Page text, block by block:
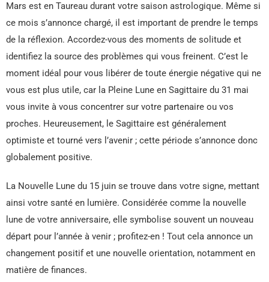
Mars est en Taureau durant votre saison astrologique. Même si
ce mois s’annonce chargé, il est important de prendre le temps
de la réflexion. Accordez-vous des moments de solitude et
identifiez la source des problèmes qui vous freinent. C’est le
moment idéal pour vous libérer de toute énergie négative qui ne
vous est plus utile, car la Pleine Lune en Sagittaire du 31 mai
vous invite à vous concentrer sur votre partenaire ou vos
proches. Heureusement, le Sagittaire est généralement
optimiste et tourné vers l’avenir ; cette période s’annonce donc
globalement positive.
La Nouvelle Lune du 15 juin se trouve dans votre signe, mettant
ainsi votre santé en lumière. Considérée comme la nouvelle
lune de votre anniversaire, elle symbolise souvent un nouveau
départ pour l’année à venir ; profitez-en ! Tout cela annonce un
changement positif et une nouvelle orientation, notamment en
matière de finances.